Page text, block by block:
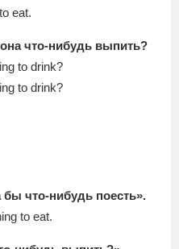
eat.
что-нибудь выпить?
to drink?
to drink?
бы что-нибудь поесть».
to eat.